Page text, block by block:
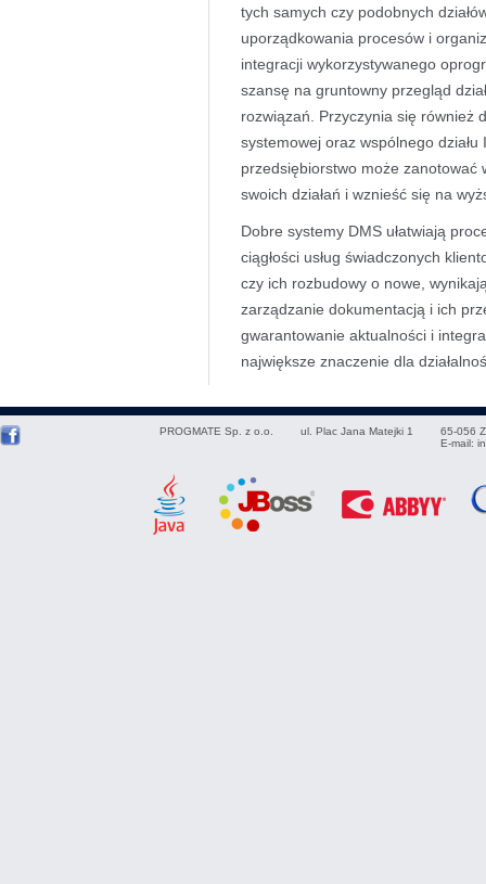
tych samych czy podobnych
uporządkowania procesów i
integracji wykorzystywanego
szansę na gruntowny przegląd
rozwiązań. Przyczynia się również
systemowej oraz wspólnego
przedsiębiorstwo może zanotować
swoich działań i wznieść się na
Dobre systemy DMS ułatwiają
ciągłości usług świadczonych
czy ich rozbudowy o nowe,
zarządzanie dokumentacją i ich
gwarantowanie aktualności i
największe znaczenie dla
PROGMATE Sp. z o.o. ul. Plac Jana Matejki 1 65-056
E-mail: